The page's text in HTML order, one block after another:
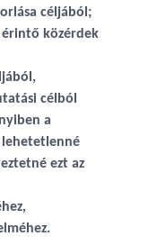
céljából;
érintő közérdek
célból
a
lehetetlenné
ezt az